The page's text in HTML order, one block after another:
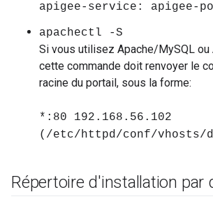
apigee-service: apigee-
apachectl -S
Si vous utilisez Apache/MySQL ou
cette commande doit renvoyer le
racine du portail, sous la forme:
*:80 192.168.56.102
(/etc/httpd/conf/vhosts/
Répertoire d'installation par